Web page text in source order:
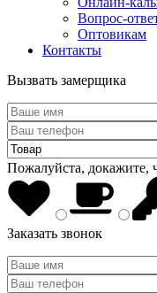
Вопрос-
Оптовикам
Контакты
Вызвать замерщика
Пожалуйста, докажите,
Заказать звонок